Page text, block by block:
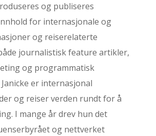
og publiseres
for internasjonale og
og reiserelaterte
journalistisk feature artikler,
og programmatisk
er internasjonal
og reiser verden rundt for å
I mange år drev hun det
og nettverket